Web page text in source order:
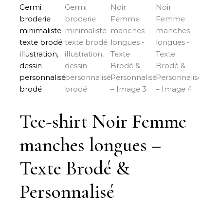
Tee-shirt Noir Femme
manches longues –
Texte Brodé &
Personnalisé